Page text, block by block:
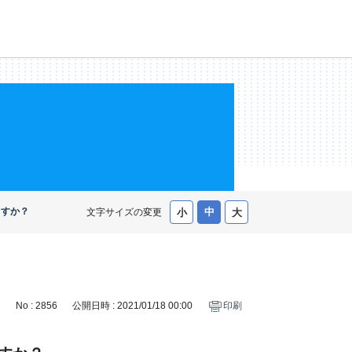
文字サイズの変更
か？
No : 2856 公開日時 : 2021/01/18 00:00 印刷